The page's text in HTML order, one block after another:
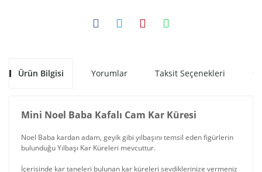
Ürün Bilgisi Yorumlar Taksit Seçenekleri
Mini Noel Baba Kafalı Cam Kar Küresi
Noel Baba kardan adam, geyik gibi yılbaşını temsil eden figürlerin
bulunduğu Yılbaşı Kar Küreleri mevcuttur.
İçerisinde kar taneleri bulunan kar küreleri sevdiklerinize vermeniz